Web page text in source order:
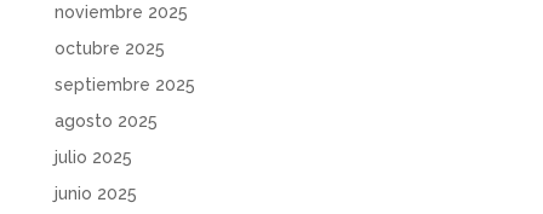
noviembre 2025
octubre 2025
septiembre 2025
agosto 2025
julio 2025
junio 2025